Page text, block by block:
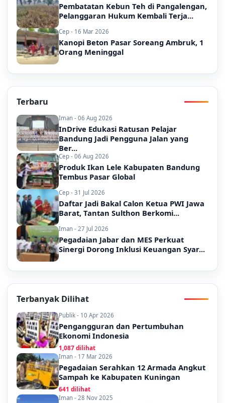
Pembatatan Kebun Teh di Pangalengan,
Pelanggaran Hukum Kembali Terja...
Cep - 16 Mar 2026
Kanopi Beton Pasar Soreang Ambruk, 1
Orang Meninggal
Terbaru
Iman - 06 Aug 2026
InDrive Edukasi Ratusan Pelajar
Bandung Jadi Pengguna Jalan yang
Ber...
Cep - 06 Aug 2026
Produk Ikan Lele Kabupaten Bandung
Tembus Pasar Global
Cep - 31 Jul 2026
Daftar Jadi Bakal Calon Ketua PWI Jawa
Barat, Tantan Sulthon Berkomi...
Iman - 27 Jul 2026
Pegadaian Jabar dan MES Perkuat
Sinergi Dorong Inklusi Keuangan Syar...
Terbanyak Dilihat
Publik - 10 Apr 2026
Pengangguran dan Pertumbuhan
Ekonomi Indonesia
1,087 dilihat
Iman - 17 Mar 2026
Pegadaian Serahkan 12 Armada Angkut
Sampah ke Kabupaten Kuningan
641 dilihat
Iman - 28 Nov 2025